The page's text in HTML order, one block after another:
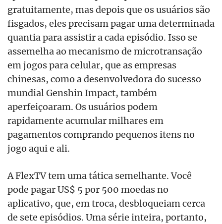
gratuitamente, mas depois que os usuários são
fisgados, eles precisam pagar uma determinada
quantia para assistir a cada episódio. Isso se
assemelha ao mecanismo de microtransação
em jogos para celular, que as empresas
chinesas, como a desenvolvedora do sucesso
mundial Genshin Impact, também
aperfeiçoaram. Os usuários podem
rapidamente acumular milhares em
pagamentos comprando pequenos itens no
jogo aqui e ali.
A FlexTV tem uma tática semelhante. Você
pode pagar US$ 5 por 500 moedas no
aplicativo, que, em troca, desbloqueiam cerca
de sete episódios. Uma série inteira, portanto,